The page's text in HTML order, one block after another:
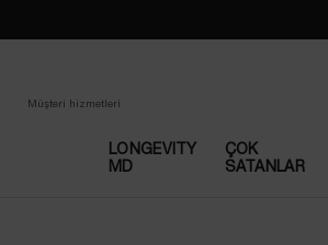
Müşteri hizmetleri
LONGEVITY
MD
ÇOK
SATANLAR​